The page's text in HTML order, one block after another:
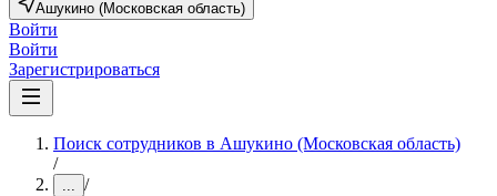
Ашукино (Московская область)
Войти
Войти
Зарегистрироваться
Поиск сотрудников в Ашукино (Московская область)
/
... /